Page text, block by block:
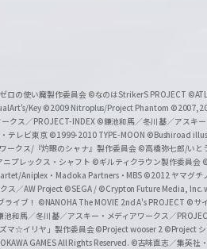
ロの使い魔製作委員会 ©なのはStrikerS PROJECT
Key ©2009 Nitroplus/Project Phantom
クス／PROJECT-INDEX ©鎌池和馬／冬川基／アスキ
テレビ東京 ©1999-2010 TYPE-MOON ©Bushiroad
ークス/『灼眼のシャナ』製作委員会 ©高橋弥七郎/いと
プレックス・シャフト ©ギルティクラウン製作委員会
Aniplex・Madoka Partners・MBS ©2012 ヤマグチ
ス／AW Project ©SEGA / ©Crypton Future Media, Inc.
イブ！ ©NANOHA The MOVIE 2nd A's PROJECT ©サ
池和馬／冬川基／アスキー・メディアワークス／
マ☆イリヤ」製作委員会©Project wooser 2 ©Project シ
GAMES All Rights Reserved. ©古味直志／集英社